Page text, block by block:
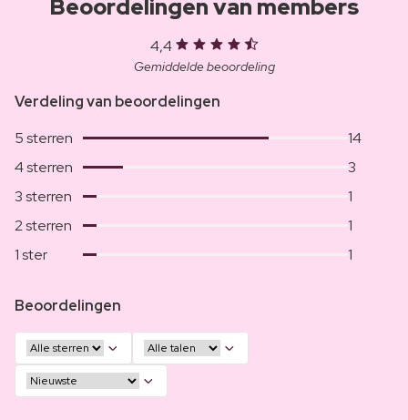
Beoordelingen van members
4,4
Gemiddelde beoordeling
Verdeling van beoordelingen
5 sterren
14
4 sterren
3
3 sterren
1
2 sterren
1
1 ster
1
Beoordelingen